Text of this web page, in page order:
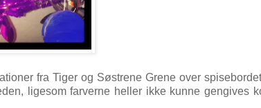
fra Tiger og Søstrene Grene over
ligesom farverne heller ikke kunne gengives